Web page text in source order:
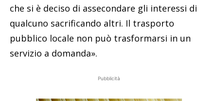
che si è deciso di assecondare gli interessi di
qualcuno sacrificando altri. Il trasporto
pubblico locale non può trasformarsi in un
servizio a domanda».
Pubblicità